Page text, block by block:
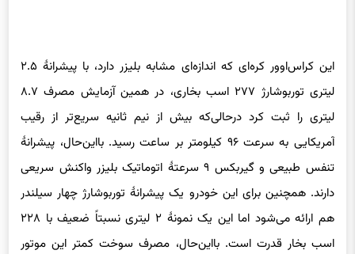
این کراس‌اوور کره‌ای که اندازه‌ای مشابه بلیزر دارد، با پیشرانهٔ ۲.۵
لیتری توربوشارژ ۲۷۷ اسب بخاری، در همین آزمایش مصرف ۸.۷
لیتری را ثبت کرد درحالی‌که بیش از نیم ثانیه سریع‌تر از رقیب
آمریکایی به سرعت ۹۶ کیلومتر بر ساعت رسید. بااین‌حال، پیشرانهٔ
تنفس طبیعی و گیربکس ۹ سرعتهٔ اتوماتیک بلیزر واکنش سریعی
دارند. همچنین برای این خودرو یک پیشرانهٔ توربوشارژ چهار سیلندر
هم ارائه می‌شود اما این یک نمونهٔ ۲ لیتری نسبتاً ضعیف با ۲۲۸
اسب بخار قدرت است. بااین‌حال، مصرف سوخت کمتر این موتور